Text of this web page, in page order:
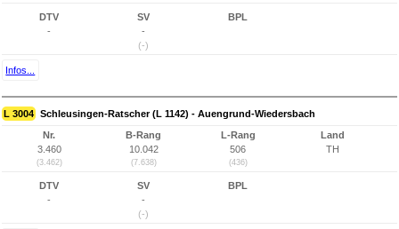
DTV
-
SV
-
(-)
BPL
Infos...
L 3004 Schleusingen-Ratscher (L 1142) - Auengrund-Wiedersbach
Nr.
3.460
(3.462)
B-Rang
10.042
(7.638)
L-Rang
506
(436)
Land
TH
DTV
-
SV
-
(-)
BPL